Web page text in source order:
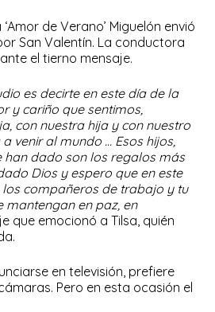
de Verano’ Miguelón envió
San Valentín. La conductora
el tierno mensaje.
es decirte en este día de la
y cariño que sentimos,
con nuestra hija y con nuestro
venir al mundo … Esos hijos,
han dado son los regalos más
Dios y espero que en este
los compañeros de trabajo y tu
mantengan en paz, en
que emocionó a Tilsa, quién
en televisión, prefiere
Pero en esta ocasión el